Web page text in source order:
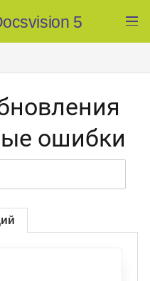
5
ошибки